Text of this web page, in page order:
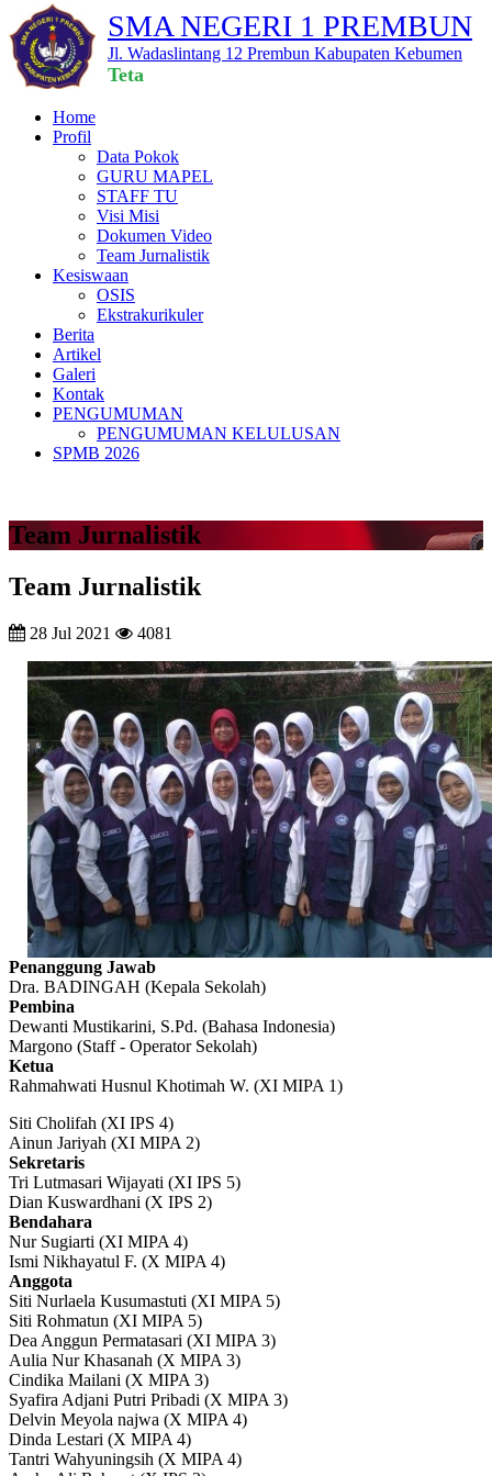
SMA NEGERI 1 PREMBUN
Jl. Wadaslintang 12 Prembun Kabupaten Kebumen
Tetap B
Home
Profil
Data Pokok
GURU MAPEL
STAFF TU
Visi Misi
Dokumen Video
Team Jurnalistik
Kesiswaan
OSIS
Ekstrakurikuler
Berita
Artikel
Galeri
Kontak
PENGUMUMAN
PENGUMUMAN KELULUSAN
SPMB 2026
Team Jurnalistik
Team Jurnalistik
28 Jul 2021 4081
Penanggung Jawab
Dra. BADINGAH (Kepala Sekolah)
Pembina
Dewanti Mustikarini, S.Pd. (Bahasa Indonesia)
Margono (Staff - Operator Sekolah)
Ketua
Rahmahwati Husnul Khotimah W. (XI MIPA 1)
Siti Cholifah (XI IPS 4)
Ainun Jariyah (XI MIPA 2)
Sekretaris
Tri Lutmasari Wijayati (XI IPS 5)
Dian Kuswardhani (X IPS 2)
Bendahara
Nur Sugiarti (XI MIPA 4)
Ismi Nikhayatul F. (X MIPA 4)
Anggota
Siti Nurlaela Kusumastuti (XI MIPA 5)
Siti Rohmatun (XI MIPA 5)
Dea Anggun Permatasari (XI MIPA 3)
Aulia Nur Khasanah (X MIPA 3)
Cindika Mailani (X MIPA 3)
Syafira Adjani Putri Pribadi (X MIPA 3)
Delvin Meyola najwa (X MIPA 4)
Dinda Lestari (X MIPA 4)
Tantri Wahyuningsih (X MIPA 4)